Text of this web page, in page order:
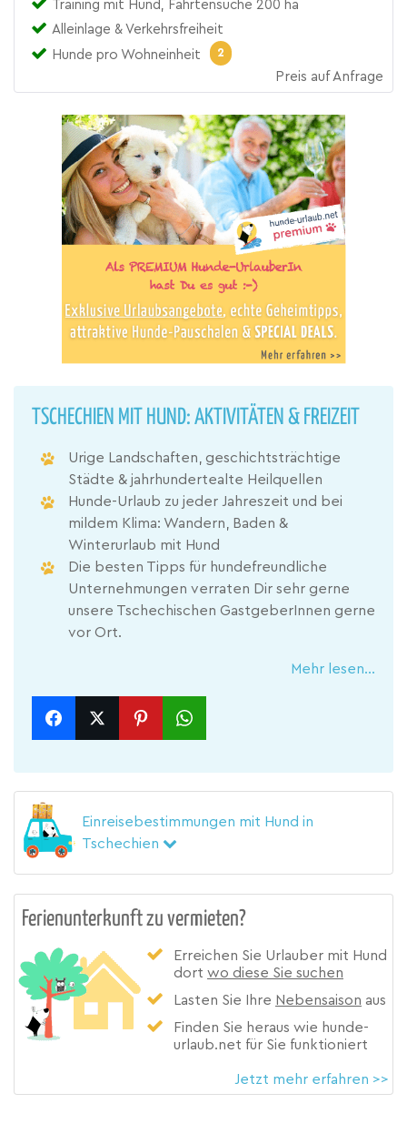
Training mit Hund, Fährtensuche 200 ha
Alleinlage & Verkehrsfreiheit
Hunde pro Wohneinheit
2
Preis auf Anfrage
TSCHECHIEN MIT HUND: AKTIVITÄTEN & FREIZEIT
Urige Landschaften, geschichtsträchtige
Städte & jahrhundertealte Heilquellen
Hunde-Urlaub zu jeder Jahreszeit und bei
mildem Klima: Wandern, Baden &
Winterurlaub mit Hund
Die besten Tipps für hundefreundliche
Unternehmungen verraten Dir sehr gerne
unsere Tschechischen GastgeberInnen gerne
vor Ort.
Mehr lesen...
Einreisebestimmungen mit Hund in
Tschechien
Ferienunterkunft zu vermieten?
Erreichen Sie Urlauber mit Hund
dort wo diese Sie suchen
Lasten Sie Ihre Nebensaison aus
Finden Sie heraus wie hunde-
urlaub.net für Sie funktioniert
Jetzt mehr erfahren >>